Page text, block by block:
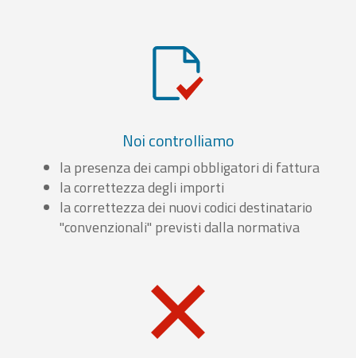
Noi controlliamo
la presenza dei campi obbligatori di fattura
la correttezza degli importi
la correttezza dei nuovi codici destinatario
"convenzionali" previsti dalla normativa